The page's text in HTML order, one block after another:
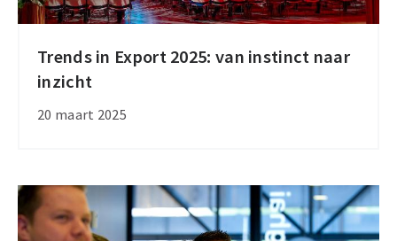
Trends in Export 2025: van instinct naar
inzicht
20 maart 2025
Trends
in
Export
instinct
naar
inzicht